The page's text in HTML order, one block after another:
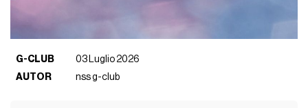
G-CLUB
03 Luglio 2026
AUTOR
nss g-club